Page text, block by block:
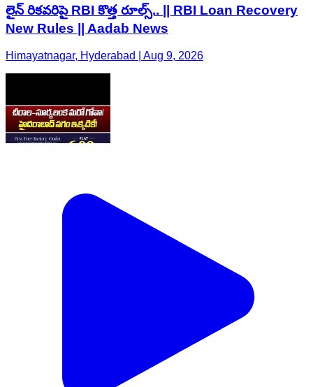
లైన్ రికవరిపై RBI కొత్త రూల్స్.. || RBI Loan Recovery
New Rules || Aadab News
Himayatnagar, Hyderabad | Aug 9, 2026